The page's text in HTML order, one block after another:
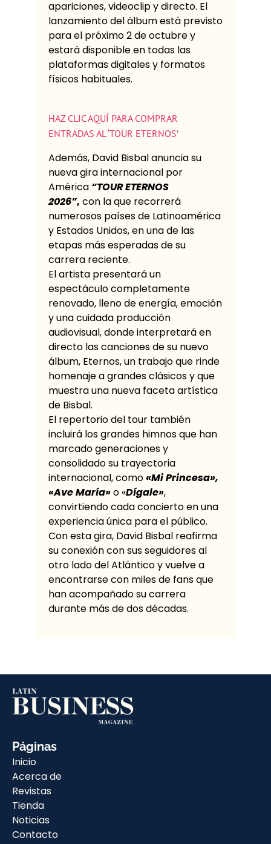
apariciones, videoclip y directo. El
lanzamiento del álbum está previsto
para el próximo 2 de octubre y
estará disponible en todas las
plataformas digitales y formatos
físicos habituales.
HAZ CLIC AQUÍ PARA COMPRAR
ENTRADAS AL ‘TOUR ETERNOS’
Además, David Bisbal anuncia su
nueva gira internacional por
América “TOUR ETERNOS
2026”, con la que recorrerá
numerosos países de Latinoamérica
y Estados Unidos, en una de las
etapas más esperadas de su
carrera reciente.
El artista presentará un
espectáculo completamente
renovado, lleno de energía, emoción
y una cuidada producción
audiovisual, donde interpretará en
directo las canciones de su nuevo
álbum, Eternos, un trabajo que rinde
homenaje a grandes clásicos y que
muestra una nueva faceta artística
de Bisbal.
El repertorio del tour también
incluirá los grandes himnos que han
marcado generaciones y
consolidado su trayectoria
internacional, como«Mi Princesa»,
«Ave María»o «Dígale»,
convirtiendo cada concierto en una
experiencia única para el público.
Con esta gira, David Bisbal reafirma
su conexión con sus seguidores al
otro lado del Atlántico y vuelve a
encontrarse con miles de fans que
han acompañado su carrera
durante más de dos décadas.
Páginas
Inicio
Acerca de
Revistas
Tienda
Noticias
Contacto